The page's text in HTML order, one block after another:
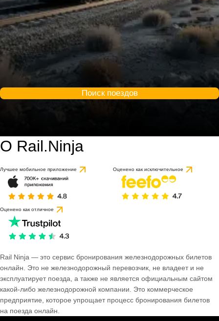
Поиск поездов
О Rail.Ninja
Лучшее мобильное приложение Оценено как исключительное
Оценено как отличное
Rail Ninja — это сервис бронирования железнодорожных билетов
онлайн. Это не железнодорожный перевозчик, не владеет и не
эксплуатирует поезда, а также не является официальным сайтом
какой-либо железнодорожной компании. Это коммерческое
предприятие, которое упрощает процесс бронирования билетов
на поезда онлайн.
на основе 1 отзыва